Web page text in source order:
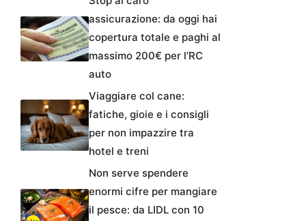
assicurazione: da oggi hai
copertura totale e paghi al
massimo 200€ per l’RC
auto
Viaggiare col cane:
fatiche, gioie e i consigli
per non impazzire tra
hotel e treni
Non serve spendere
enormi cifre per mangiare
il pesce: da LIDL con 10